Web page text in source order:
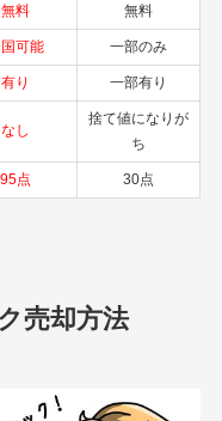
無料 無料
可能 一部のみ
有り 一部有り
なし
捨て値になりが
ち
95点 30点
売却方法